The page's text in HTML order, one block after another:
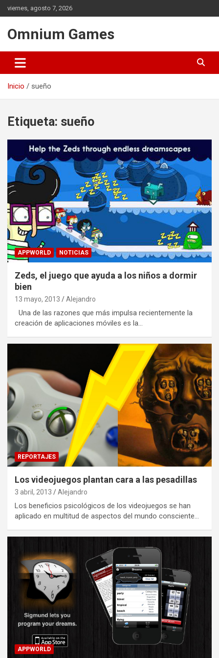
Saltar
al
viernes, agosto 7, 2026
Omnium Games
Inicio sueño
Etiqueta: sueño
APPWORLD NOTICIAS
Zeds, el juego que ayuda a los niños a dormir
bien
13 mayo, 2013 Alejandro
Una de las razones que más impulsa recientemente la
creación de aplicaciones móviles es la…
REPORTAJES
Los videojuegos plantan cara a las pesadillas
3 abril, 2013 Alejandro
Los beneficios psicológicos de los videojuegos se han
aplicado en multitud de aspectos del mundo consciente…
APPWORLD